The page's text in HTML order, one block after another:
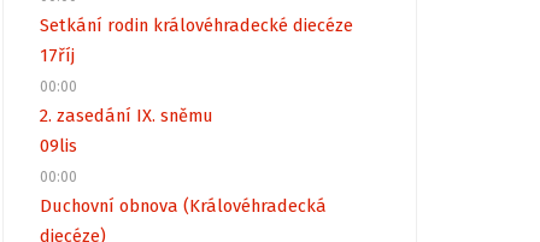
Setkání rodin královéhradecké diecéze
17říj
00:00
2. zasedání IX. sněmu
09lis
00:00
Duchovní obnova (Královéhradecká
diecéze)